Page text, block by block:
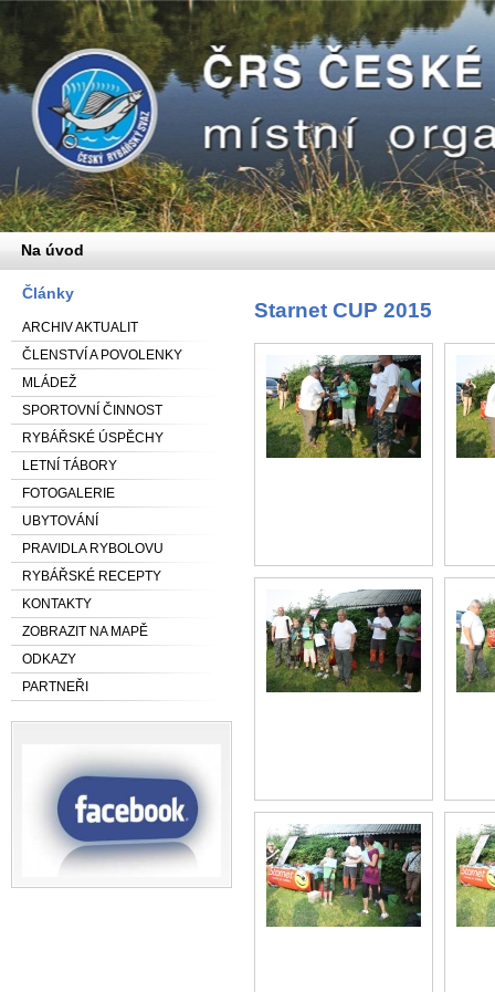
Články
ARCHIV AKTUALIT
ČLENSTVÍ A POVOLENKY
MLÁDEŽ
SPORTOVNÍ ČINNOST
RYBÁŘSKÉ ÚSPĚCHY
LETNÍ TÁBORY
FOTOGALERIE
UBYTOVÁNÍ
PRAVIDLA RYBOLOVU
RYBÁŘSKÉ RECEPTY
KONTAKTY
ZOBRAZIT NA MAPĚ
ODKAZY
PARTNEŘI
Starnet CUP 2015
Na úvod